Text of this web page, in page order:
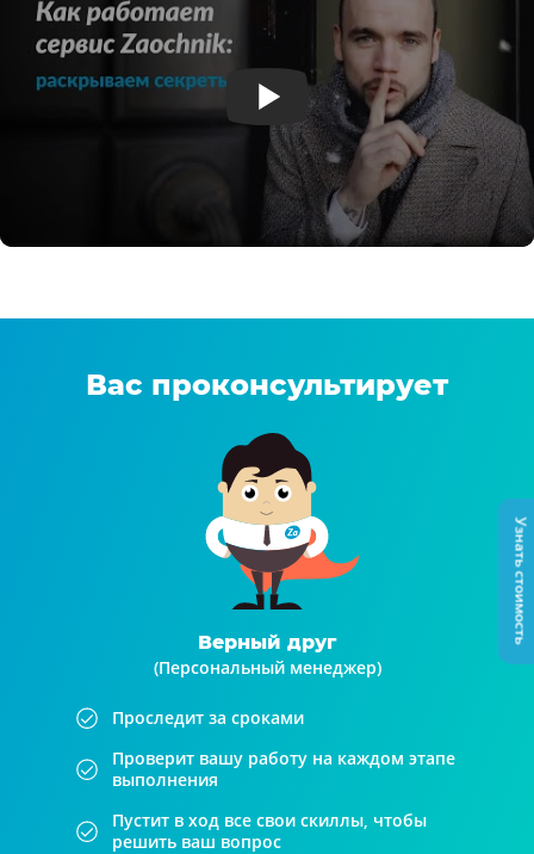
Вас проконсультирует
Верный друг
(Персональный менеджер)
Проследит за сроками
Проверит вашу работу на каждом этапе
выполнения
Пустит в ход все свои скиллы, чтобы
решить ваш вопрос
Узнать стоимость